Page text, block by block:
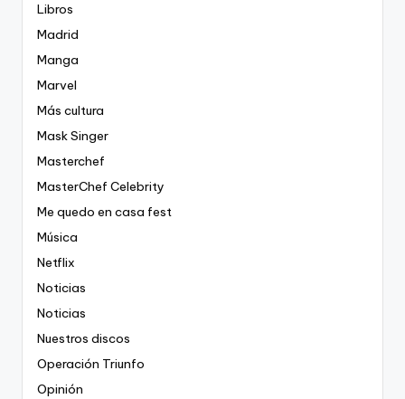
Libros
Madrid
Manga
Marvel
Más cultura
Mask Singer
Masterchef
MasterChef Celebrity
Me quedo en casa fest
Música
Netflix
Noticias
Noticias
Nuestros discos
Operación Triunfo
Opinión